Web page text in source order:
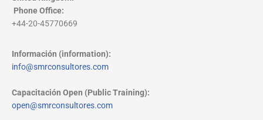
Phone Office:
+44-20-45770669
Información (information):
info@smrconsultores.com
Capacitación Open (Public Training):
open@smrconsultores.com